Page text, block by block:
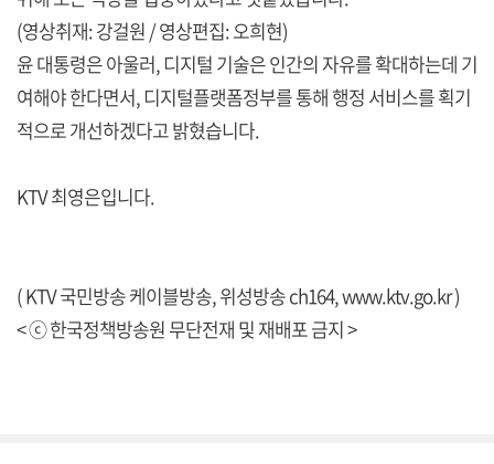
(영상취재: 강걸원 / 영상편집: 오희현)
윤 대통령은 아울러, 디지털 기술은 인간의 자유를 확대하는데 기
여해야 한다면서, 디지털플랫폼정부를 통해 행정 서비스를 획기
적으로 개선하겠다고 밝혔습니다.
KTV 최영은입니다.
( KTV 국민방송 케이블방송, 위성방송 ch164,www.ktv.go.kr)
< ⓒ 한국정책방송원 무단전재 및 재배포 금지 >